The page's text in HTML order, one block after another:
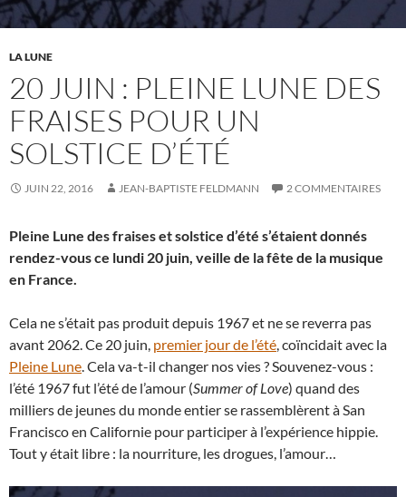
LA LUNE
20 JUIN : PLEINE LUNE DES
FRAISES POUR UN
SOLSTICE D’ÉTÉ
JUIN 22, 2016 JEAN-BAPTISTE FELDMANN 2 COMMENTAIRES
Pleine Lune des fraises et solstice d’été s’étaient donnés
rendez-vous ce lundi 20 juin, veille de la fête de la musique
en France.
Cela ne s’était pas produit depuis 1967 et ne se reverra pas
avant 2062. Ce 20 juin, premier jour de l’été, coïncidait avec la
Pleine Lune. Cela va-t-il changer nos vies ? Souvenez-vous :
l’été 1967 fut l’été de l’amour (Summer of Love) quand des
milliers de jeunes du monde entier se rassemblèrent à San
Francisco en Californie pour participer à l’expérience hippie.
Tout y était libre : la nourriture, les drogues, l’amour…